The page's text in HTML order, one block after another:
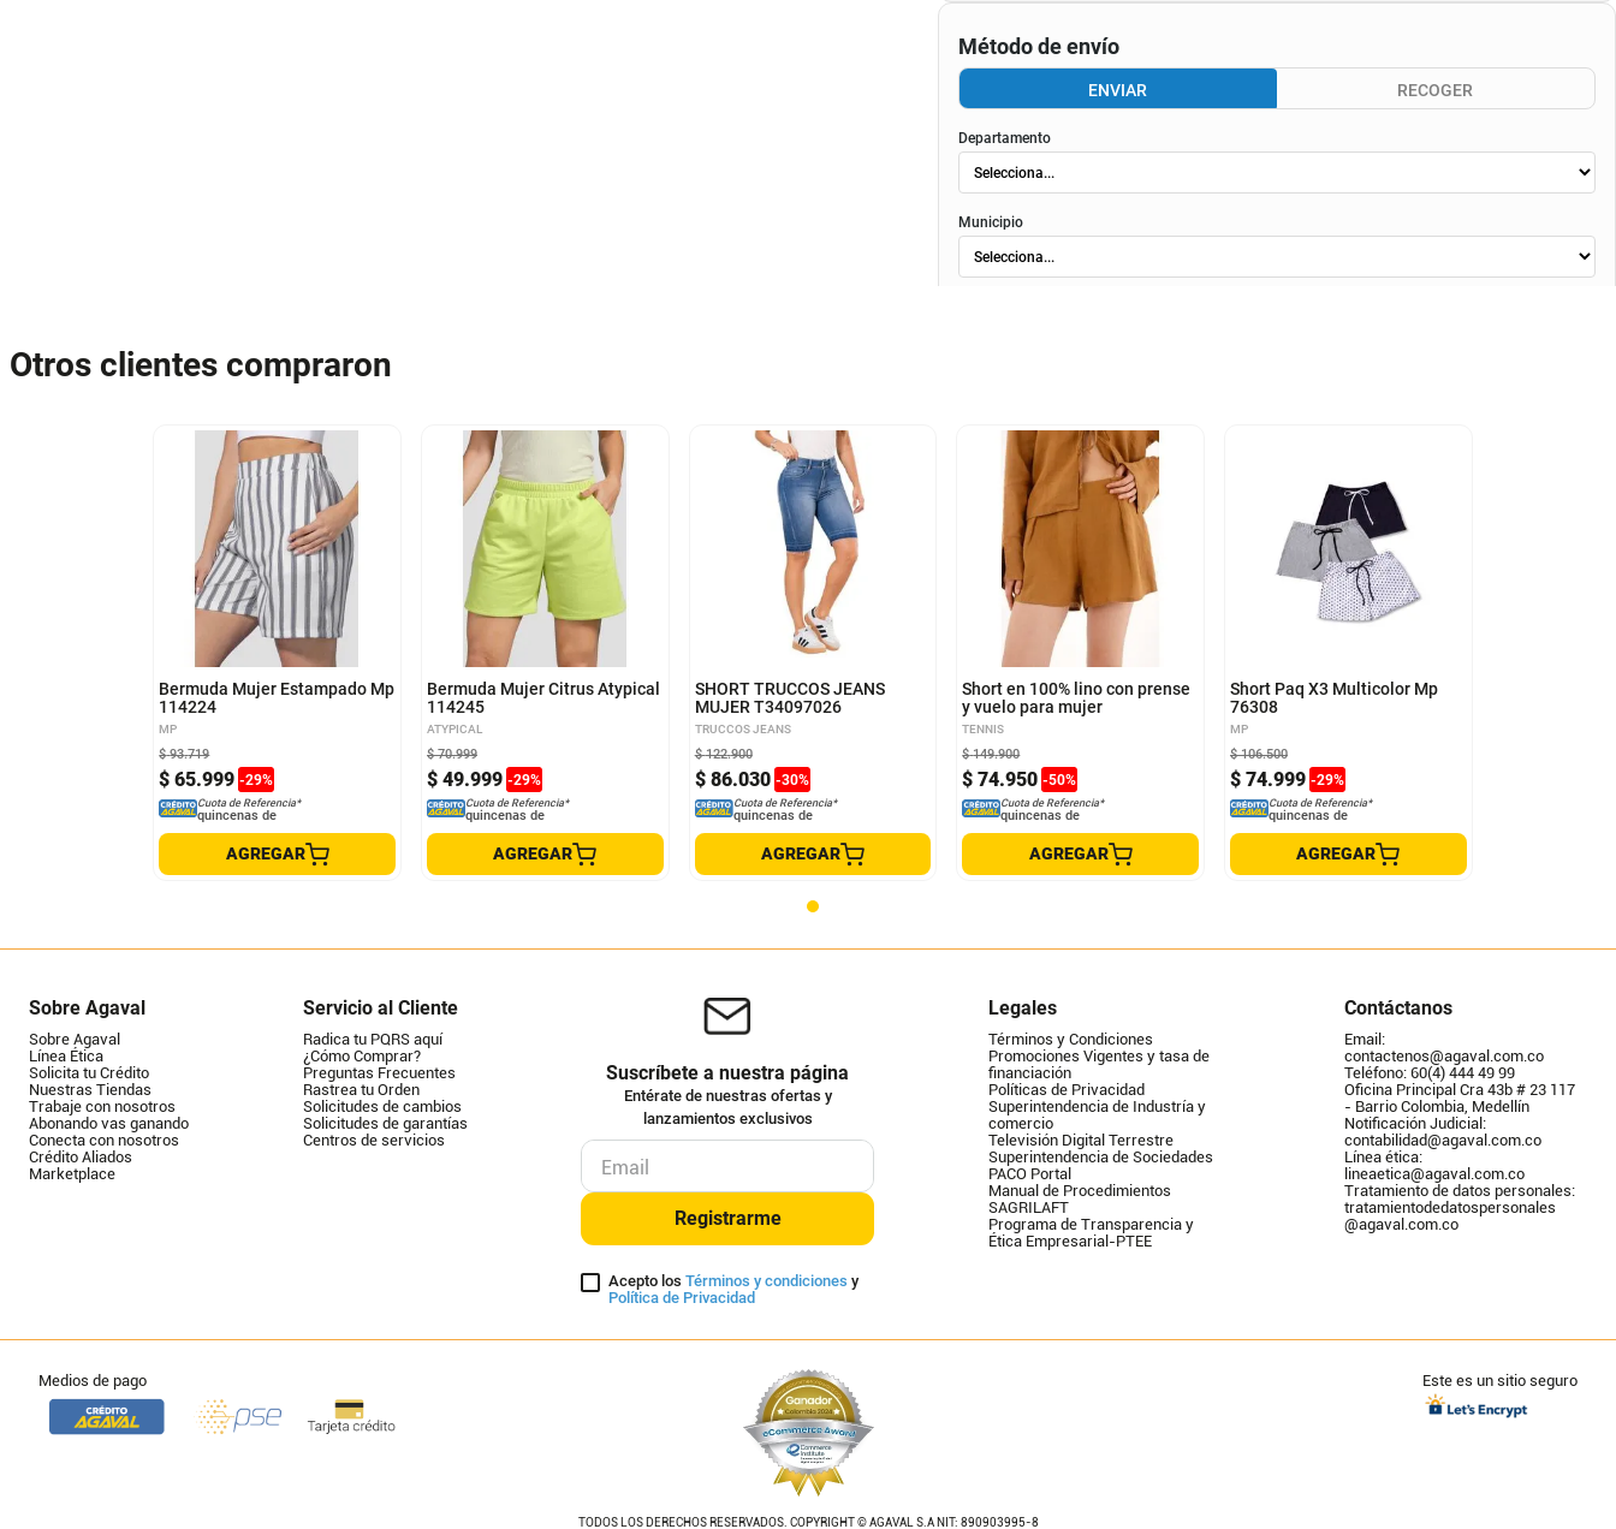
Método de envío
ENVIAR RECOGER
Departamento
Municipio
Otros clientes compraron
14
Bermuda Mujer Estampado Mp
114224
MP
$ 65.999 -29%
$ 93.719
Cuota de Referencia*
quincenas de
AGREGAR
Bermuda Mujer Citrus Atypical
114245
ATYPICAL
$ 49.999 -29%
$ 70.999
Cuota de Referencia*
quincenas de
AGREGAR
10 12
SHORT TRUCCOS JEANS
MUJER T34097026
TRUCCOS JEANS
$ 86.030 -30%
$ 122.900
Cuota de Referencia*
quincenas de
AGREGAR
Short en 100% lino con prense
y vuelo para mujer
TENNIS
$ 74.950 -50%
$ 149.900
Cuota de Referencia*
quincenas de
AGREGAR
Short Paq X3 Multicolor Mp
76308
MP
$ 74.999 -29%
$ 106.500
Cuota de Referencia*
quincenas de
AGREGAR
Sobre Agaval
Sobre Agaval
Línea Ética
Solicita tu Crédito
Nuestras Tiendas
Trabaje con nosotros
Abonando vas ganando
Conecta con nosotros
Crédito Aliados
Marketplace
Servicio al Cliente
Radica tu PQRS aquí
¿Cómo Comprar?
Preguntas Frecuentes
Rastrea tu Orden
Solicitudes de cambios
Solicitudes de garantías
Centros de servicios
Suscríbete a nuestra página
Entérate de nuestras ofertas y
lanzamientos exclusivos
Registrarme
Acepto los Términos y condiciones y
Política de Privacidad
Legales
Términos y Condiciones
Promociones Vigentes y tasa de
financiación
Políticas de Privacidad
Superintendencia de Industría y
comercio
Televisión Digital Terrestre
Superintendencia de Sociedades
PACO Portal
Manual de Procedimientos
SAGRILAFT
Programa de Transparencia y
Ética Empresarial-PTEE
Contáctanos
Email:
contactenos@agaval.com.co
Teléfono: 60(4) 444 49 99
Oficina Principal Cra 43b # 23 117
- Barrio Colombia, Medellín
Notificación Judicial:
contabilidad@agaval.com.co
Línea ética:
lineaetica@agaval.com.co
Tratamiento de datos personales:
tratamientodedatospersonales
@agaval.com.co
Medios de pago
TODOS LOS DERECHOS RESERVADOS. COPYRIGHT © AGAVAL S.A NIT: 890903995-8
Este es un sitio seguro